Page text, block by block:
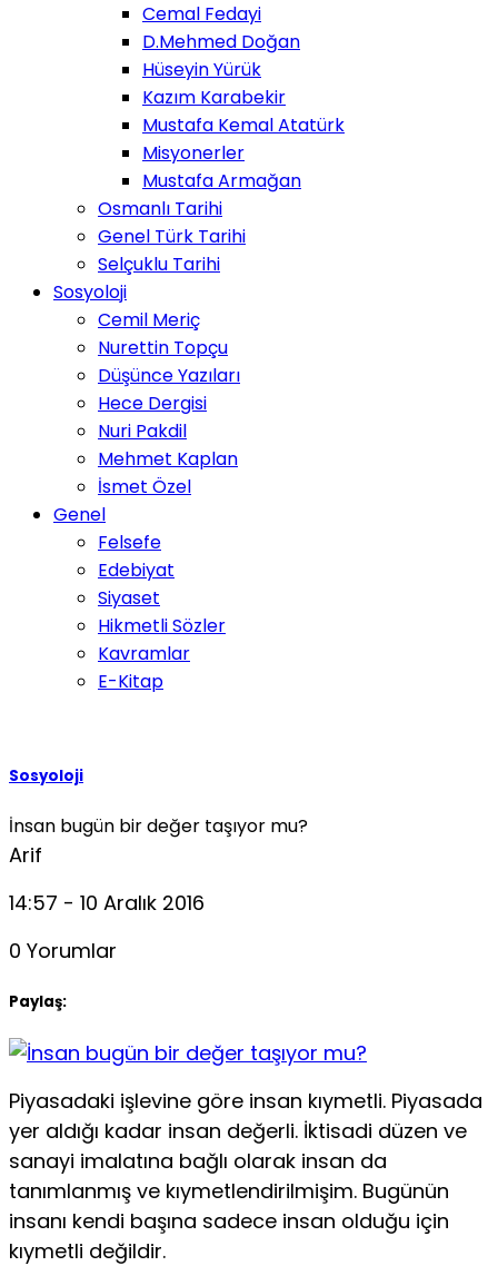
Cemal Fedayi
D.Mehmed Doğan
Hüseyin Yürük
Kazım Karabekir
Mustafa Kemal Atatürk
Misyonerler
Mustafa Armağan
Osmanlı Tarihi
Genel Türk Tarihi
Selçuklu Tarihi
Sosyoloji
Cemil Meriç
Nurettin Topçu
Düşünce Yazıları
Hece Dergisi
Nuri Pakdil
Mehmet Kaplan
İsmet Özel
Genel
Felsefe
Edebiyat
Siyaset
Hikmetli Sözler
Kavramlar
E-Kitap
Sosyoloji
İnsan bugün bir değer taşıyor mu?
Arif
14:57 - 10 Aralık 2016
0 Yorumlar
Paylaş:
Piyasadaki işlevine göre insan kıymetli. Piyasada
yer aldığı kadar insan değerli. İktisadi düzen ve
sanayi imalatına bağlı olarak insan da
tanımlanmış ve kıymetlendirilmişim. Bugünün
insanı kendi başına sadece insan olduğu için
kıymetli değildir.